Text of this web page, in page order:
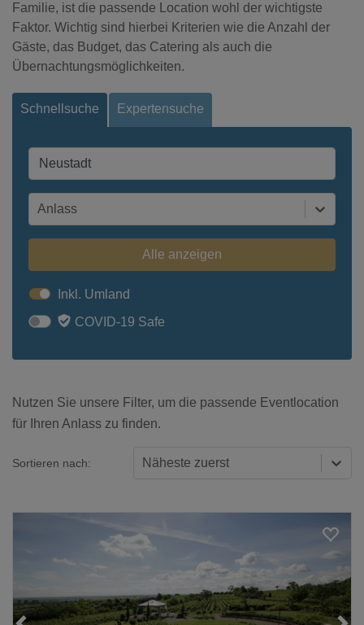
Familie, ist die passende Location wohl der wichtigste
Faktor. Wichtig sind hierbei Kriterien wie die Anzahl der
Gäste, das Budget, das Catering als auch die
Übernachtungsmöglichkeiten.
Schnellsuche Expertensuche
Anlass
Alle anzeigen
Inkl. Umland
COVID-19 Safe
Nutzen Sie unsere Filter, um die passende Eventlocation
für Ihren Anlass zu finden.
Sortieren nach: Näheste zuerst
Loading...